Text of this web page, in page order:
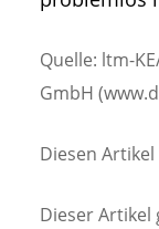
Quelle: ltm-
GmbH
Diesen
Dieser Artikel